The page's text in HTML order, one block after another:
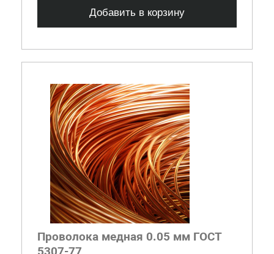
Добавить в корзину
Проволока медная 0.05 мм ГОСТ
5307-77